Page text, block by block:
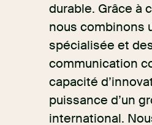
durable. Grâce à
nous combinons
spécialisée et
communication
capacité
puissance d’un
international.